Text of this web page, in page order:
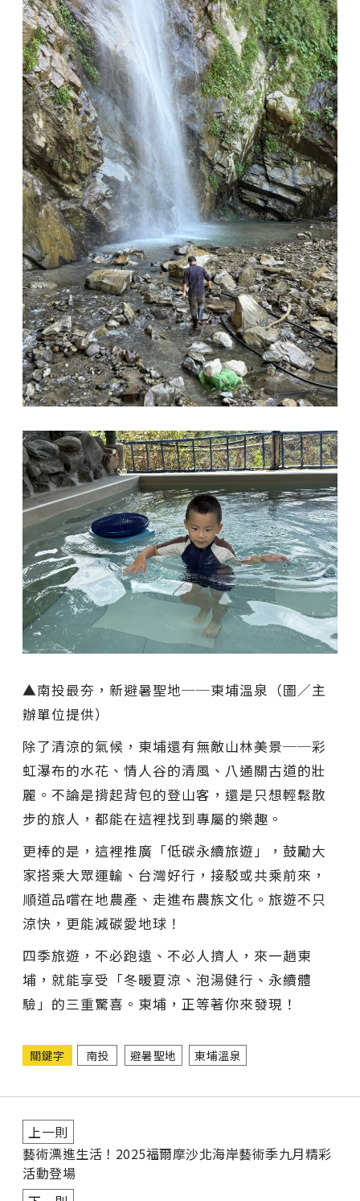
▲南投最夯，新避暑聖地──東埔溫泉（圖／主
辦單位提供）
除了清涼的氣候，東埔還有無敵山林美景──彩
虹瀑布的水花、情人谷的清風、八通關古道的壯
麗。不論是揹起背包的登山客，還是只想輕鬆散
步的旅人，都能在這裡找到專屬的樂趣。
更棒的是，這裡推廣「低碳永續旅遊」，鼓勵大
家搭乘大眾運輸、台灣好行，接駁或共乘前來，
順道品嚐在地農產、走進布農族文化。旅遊不只
涼快，更能減碳愛地球！
四季旅遊，不必跑遠、不必人擠人，來一趟東
埔，就能享受「冬暖夏涼、泡湯健行、永續體
驗」的三重驚喜。東埔，正等著你來發現！
關鍵字 南投 避暑聖地 東埔溫泉
上一則
藝術漂進生活！2025福爾摩沙北海岸藝術季九月精彩
活動登場